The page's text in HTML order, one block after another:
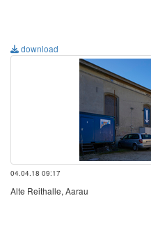
download
04.04.18 09:17
Alte Reithalle, Aarau